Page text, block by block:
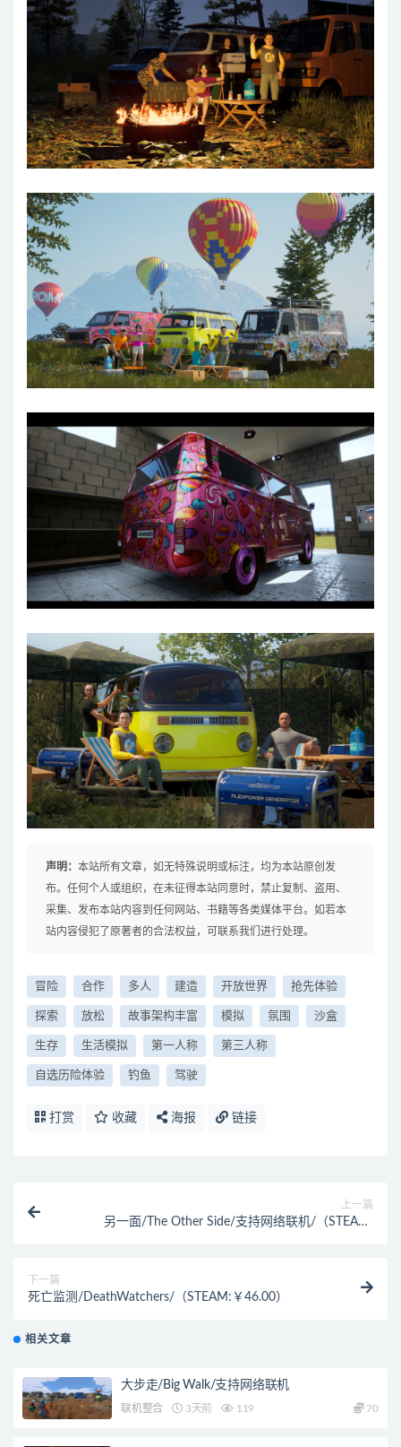
声明： 本站所有文章，如无特殊说明或标注，均为本站原创发
布。任何个人或组织，在未征得本站同意时，禁止复制、盗用、
采集、发布本站内容到任何网站、书籍等各类媒体平台。如若本
站内容侵犯了原著者的合法权益，可联系我们进行处理。
冒险 合作 多人 建造 开放世界 抢先体验
探索 放松 故事架构丰富 模拟 氛围 沙盒
生存 生活模拟 第一人称 第三人称
自选历险体验 钓鱼 驾驶
打赏 收藏 海报 链接
上一篇
另一面/The Other Side/支持网络联机/（STEAM:
下一篇
死亡监测/DeathWatchers/（STEAM:￥46.00）
相关文章
大步走/Big Walk/支持网络联机
联机整合 3天前 119 70